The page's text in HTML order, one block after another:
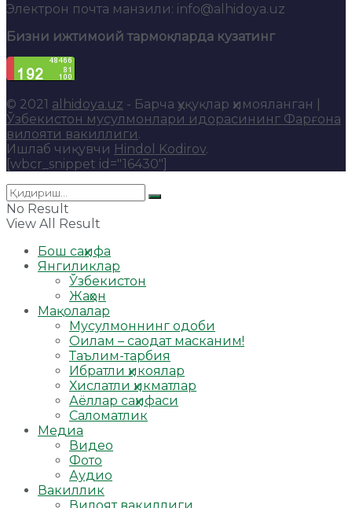
Электрон почта манзили: info@alhidoya.uz
Бизни ижтимоий тармоқларда кузатинг
© 2021 alhidoya.uz - Барча ҳуқуқлар ҳимояланган |
Ўзбекистон мусулмонлари идорасининг Фарғона
вилояти вакиллиги.
Ишлаб чиқувчи Hindol Kodirov.
[wbcr_snippet id="16430"]
No Result
View All Result
Бош саҳифа
Янгиликлар
Ўзбекистон
Жаҳон
Мақолалар
Мусулмоннинг одоби
Оилам – саодат масканим!
Таълим-тарбия
Ибратли ҳикоялар
Хислатли ҳикматлар
Аёллар саҳифаси
Саломатлик
Медиа
Видео
Фото
Аудио
Вакиллик